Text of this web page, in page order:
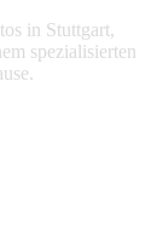
in Stuttgart,
spezialisierten